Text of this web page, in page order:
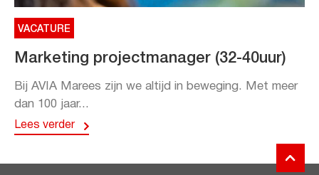
VACATURE
Marketing projectmanager (32-40uur)
Bij AVIA Marees zijn we altijd in beweging. Met meer
dan 100 jaar...
Lees verder